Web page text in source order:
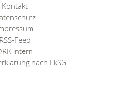
Kontakt
RSS-Feed
intern
nach LkSG